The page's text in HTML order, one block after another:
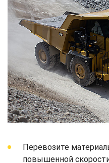
Перевозите
повышенной